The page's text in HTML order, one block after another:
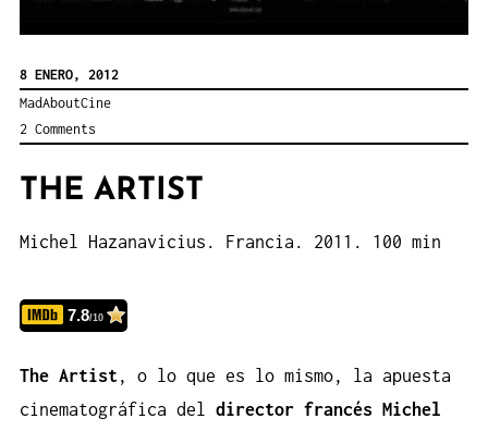
8 ENERO, 2012
MadAboutCine
2 Comments
THE ARTIST
Michel Hazanavicius. Francia. 2011. 100 min
7.8/10
The Artist , o lo que es lo mismo, la apuesta
cinematográfica del director francés Michel